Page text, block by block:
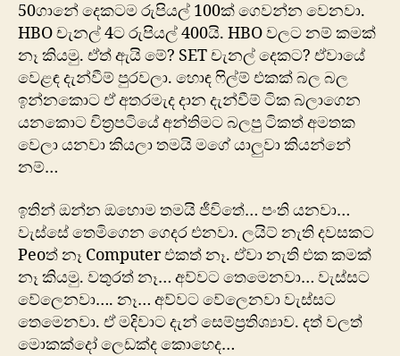
50ගානේ දෙකටම රුපියල් 100ක් ගෙවන්න වෙනවා.
HBO චැනල් 4ට රුපියල් 400යි. HBO වලට නම් කමක්
නෑ කියමු. ඒත් ඇයි මේ? SET චැනල් දෙකට? ඒවායේ
වෙළඳ දැන්වීම් පුරවලා. ‍හොඳ ෆිල්ම් එකක් බල බල
ඉන්නකොට ඒ අතරමැද දාන දැන්වීම් ටික බලාගෙන
යනකොට චිත්‍රපටියේ අන්තිමට බලපු ටිකත් අමතක
වෙලා යනවා කියලා තමයි මගේ යාලුවා කියන්නේ
නම්…
ඉතින් ඔන්න ඔහොම තමයි ජීවිතේ… පංති යනවා…
වැස්සේ තෙමිගෙන ගෙදර එනවා. ලයිට් නැති දවසකට
Peoත් නෑ Computer එකත් නෑ. ඒවා නැති එක කමක්
නෑ කියමු. වතුරත් නෑ… අව්වට තෙමෙනවා… වැස්සට
වේලෙනවා…. නෑ… අව්වට වේලෙනවා වැස්සට
තෙමෙනවා. ‍ඒ මදිවාට දැන් සෙම්ප්‍රතිශ්‍යාව. දත් වලත්
මොකක්දෝ ලෙඩක්ද කොහෙද…